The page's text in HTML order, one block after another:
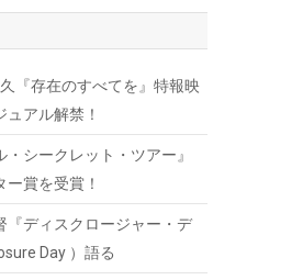
『存在のすべてを』特報映
アル解禁！
シークレット・ツアー』
賞を受賞！
『ディスクロージャー・デ
Day ）語る